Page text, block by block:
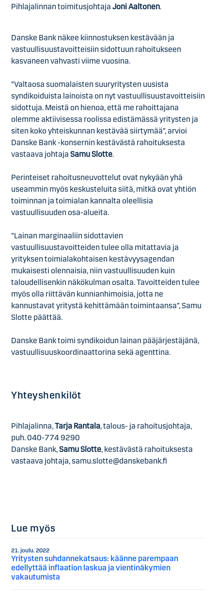
Pihlajalinnan toimitusjohtaja Joni Aaltonen.
Danske Bank näkee kiinnostuksen kestävään ja
vastuullisuustavoitteisiin sidottuun rahoitukseen
kasvaneen vahvasti viime vuosina.
”Valtaosa suomalaisten suuryritysten uusista
syndikoiduista lainoista on nyt vastuullisuustavoitteisiin
sidottuja. Meistä on hienoa, että me rahoittajana
olemme aktiivisessa roolissa edistämässä yritysten ja
siten koko yhteiskunnan kestävää siirtymää”, arvioi
Danske Bank -konsernin kestävästä rahoituksesta
vastaava johtaja Samu Slotte.
Perinteiset rahoitusneuvottelut ovat nykyään yhä
useammin myös keskusteluita siitä, mitkä ovat yhtiön
toiminnan ja toimialan kannalta oleellisia
vastuullisuuden osa-alueita.
”Lainan marginaaliin sidottavien
vastuullisuustavoitteiden tulee olla mitattavia ja
yrityksen toimialakohtaisen kestävyysagendan
mukaisesti olennaisia, niin vastuullisuuden kuin
taloudellisenkin näkökulman osalta. Tavoitteiden tulee
myös olla riittävän kunnianhimoisia, jotta ne
kannustavat yritystä kehittämään toimintaansa”, Samu
Slotte päättää.
Danske Bank toimi syndikoidun lainan pääjärjestäjänä,
vastuullisuuskoordinaattorina sekä agenttina.
Yhteyshenkilöt
Pihlajalinna,Tarja Rantala, talous- ja rahoitusjohtaja,
puh. 040-774 9290
Danske Bank,Samu Slotte, kestävästä rahoituksesta
vastaava johtaja, samu.slotte@danskebank.fi
Lue myös
21. joulu. 2022
Yritysten suhdannekatsaus: käänne parempaan
edellyttää inflaation laskua ja vientinäkymien
vakautumista